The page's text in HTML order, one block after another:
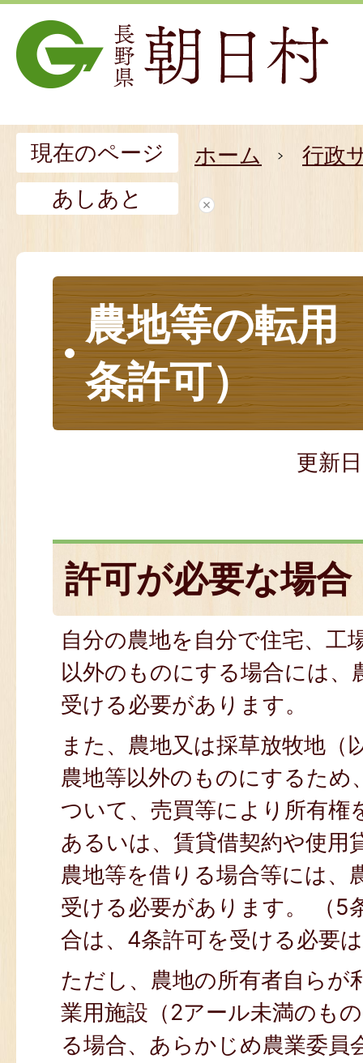
現在のページ ホーム
行政
あしあと
農地等の転用
条許可）
更新
許可が必要な場合
自分の農地を自分で住宅、工
以外のものにする場合には、
受ける必要があります。
また、農地又は採草放牧地（
農地等以外のものにするため
ついて、売買等により所有権
あるいは、賃貸借契約や使用
農地等を借りる場合等には、
受ける必要があります。 （5
合は、4条許可を受ける必要
ただし、農地の所有者自らが
業用施設（2アール未満のも
る場合、あらかじめ農業委員